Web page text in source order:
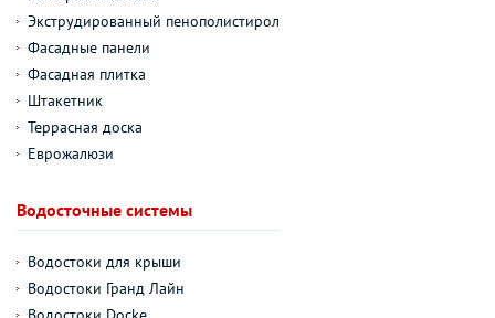
Экструдированный пенополистирол
Фасадные панели
Фасадная плитка
Штакетник
Террасная доска
Еврожалюзи
Водосточные системы
Водостоки для крыши
Водостоки Гранд Лайн